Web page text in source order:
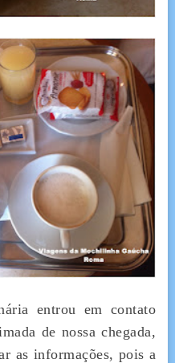
entrou em contato
de nossa chegada,
as informações, pois a